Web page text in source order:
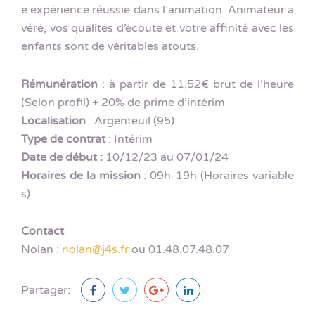
e expérience réussie dans l’animation. Animateur a
véré, vos qualités d’écoute et votre affinité avec les
enfants sont de véritables atouts.
Rémunération : à partir de 11,52€ brut de l’heure
(Selon profil) + 20% de prime d’intérim
Localisation : Argenteuil (95)
Type de contrat: Intérim
Date de début : 10/12/23 au 07/01/24
Horaires de la mission: 09h-19h (Horaires variable
s)
Contact
Nolan : nolan@j4s.fr ou 01.48.07.48.07
Partager: